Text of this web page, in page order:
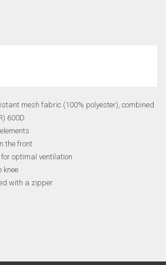
mesh fabric (100% polyester), combined
600D
the front
optimal ventilation
knee
with a zipper